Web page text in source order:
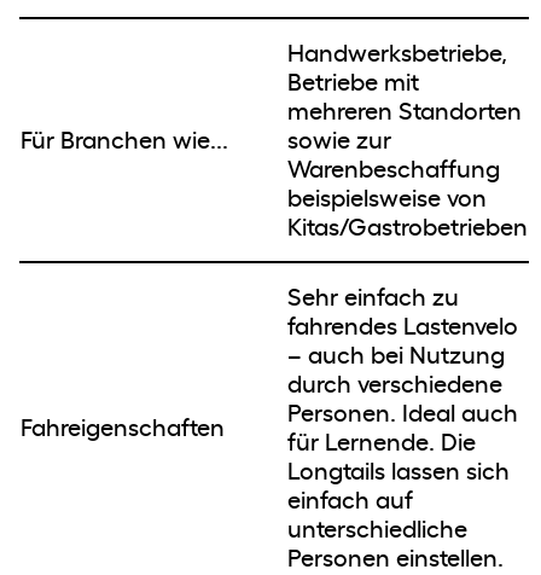
Für Branchen wie...
Handwerksbetriebe,
Betriebe mit
mehreren Standorten
sowie zur
Warenbeschaffung
beispielsweise von
Kitas/Gastrobetrieben
Fahreigenschaften
Sehr einfach zu
fahrendes Lastenvelo
– auch bei Nutzung
durch verschiedene
Personen. Ideal auch
für Lernende. Die
Longtails lassen sich
einfach auf
unterschiedliche
Personen einstellen.